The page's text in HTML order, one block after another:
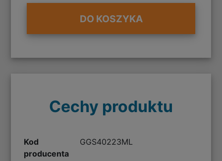
DO KOSZYKA
Cechy produktu
Kod
producenta
GGS40223ML